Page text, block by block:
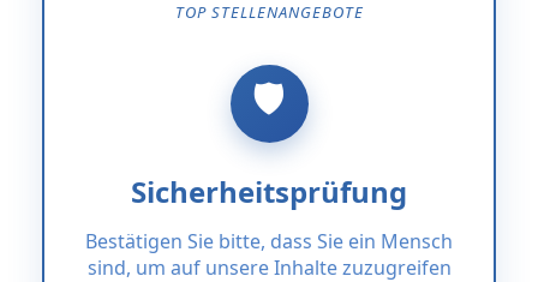
TOP STELLENANGEBOTE
Sicherheitsprüfung
Bestätigen Sie bitte, dass Sie ein Mensch
sind, um auf unsere Inhalte zuzugreifen